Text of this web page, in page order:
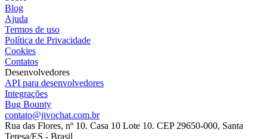
Blog
Ajuda
Termos de uso
Política de Privacidade
Cookies
Contatos
Desenvolvedores
API para desenvolvedores
Integrações
Bug Bounty
contato@jivochat.com.br
Rua das Flores, nº 10. Casa 10 Lote 10. CEP 29650-000, Santa
Teresa/ES - Brasil